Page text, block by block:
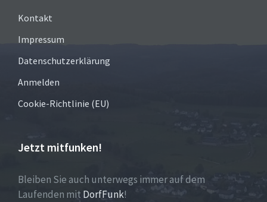
Kontakt
Impressum
Datenschutzerklärung
Anmelden
Cookie-Richtlinie (EU)
Jetzt mitfunken!
Bleiben Sie auch unterwegs immer auf dem
Laufenden mit DorfFunk!